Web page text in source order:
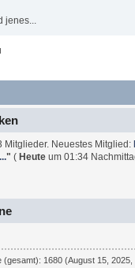
jenes...
Neuestes Mitglied:
" ( Heute um 01:34
(gesamt): 1680 (August 15,